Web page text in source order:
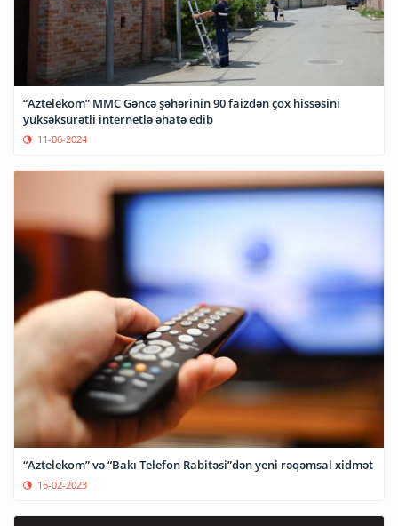
“Aztelekom” MMC Gəncə şəhərinin 90 faizdən çox hissəsini
yüksəksürətli internetlə əhatə edib
11-06-2024
“Aztelekom” və “Bakı Telefon Rabitəsi”dən yeni rəqəmsal xidmət
16-02-2023